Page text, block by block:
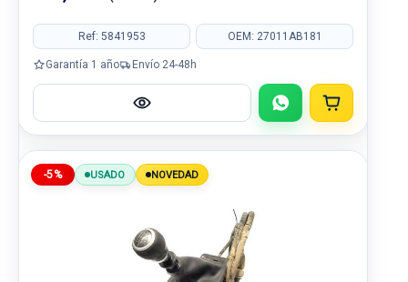
Ref: 5841953 OEM: 27011AB181
Garantía 1 año Envío 24-48h
-5% USADO NOVEDAD